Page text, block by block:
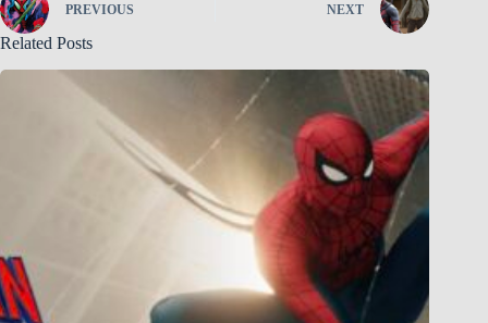
PREVIOUS NEXT
Related Posts